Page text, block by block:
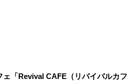
ェ「Revival CAFE（リバイバルカフ